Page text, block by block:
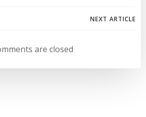
NEXT ARTICLE
are closed